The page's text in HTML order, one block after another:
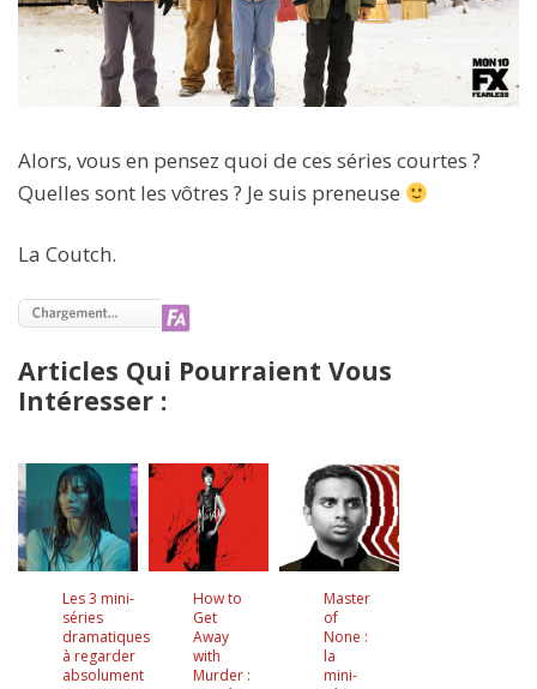
Alors, vous en pensez quoi de ces séries courtes ?
Quelles sont les vôtres ? Je suis preneuse
La Coutch.
Articles Qui Pourraient Vous
Intéresser :
Les 3 mini-
séries
dramatiques
à regarder
absolument
How to
Get
Away
with
Murder :
Master
of
None :
la
mini-